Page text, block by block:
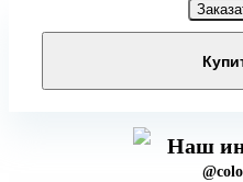
Наш